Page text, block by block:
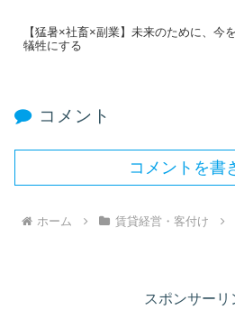
【猛暑×社畜×副業】未来のために、今を
犠牲にする
コメント
コメントを書
ホーム 賃貸経営・客付け
スポンサーリ